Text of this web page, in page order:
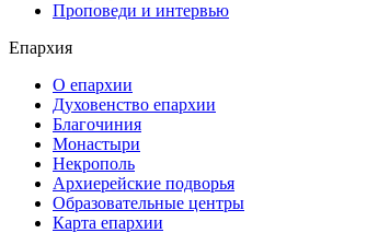
Проповеди и интервью
Епархия
О епархии
Духовенство епархии
Благочиния
Монастыри
Некрополь
Архиерейские подворья
Образовательные центры
Карта епархии